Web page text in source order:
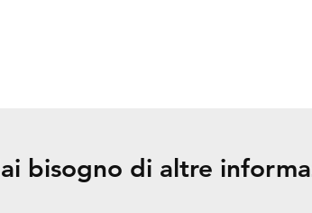
bisogno di altre